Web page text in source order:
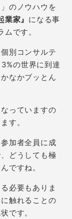
のノウハウを
業家』 になる事
です。
別コンサルテ
の世界に到達
なかブッとん
っていますの
す。
加者全員に成
どうしても極
ですね。
必要もありま
触れることの
です。